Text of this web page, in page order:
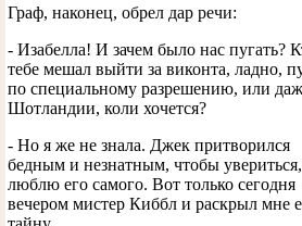
Граф, наконец, обрел дар речи:
- Изабелла! И зачем было нас пугать?
тебе мешал выйти за виконта, ладно,
по специальному разрешению, или
Шотландии, коли хочется?
- Но я же не знала. Джек притворился
бедным и незнатным, чтобы
люблю его самого. Вот только сегодня
вечером мистер Киббл и раскрыл мне